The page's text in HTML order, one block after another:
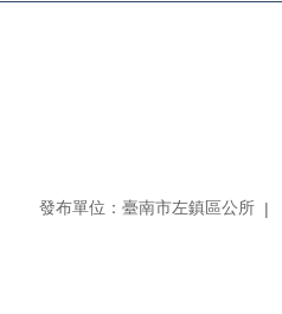
發布單位：臺南市左鎮區公所